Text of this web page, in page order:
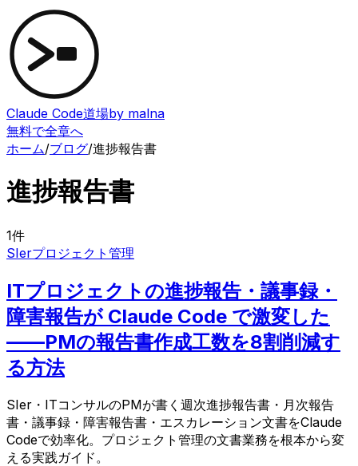
Claude Code道場by malna
無料で全章へ
ホーム/ブログ/進捗報告書
進捗報告書
1件
SIerプロジェクト管理
ITプロジェクトの進捗報告・議事録・
障害報告が Claude Code で激変した
——PMの報告書作成工数を8割削減す
る方法
SIer・ITコンサルのPMが書く週次進捗報告書・月次報告
書・議事録・障害報告書・エスカレーション文書をClaude
Codeで効率化。プロジェクト管理の文書業務を根本から変
える実践ガイド。